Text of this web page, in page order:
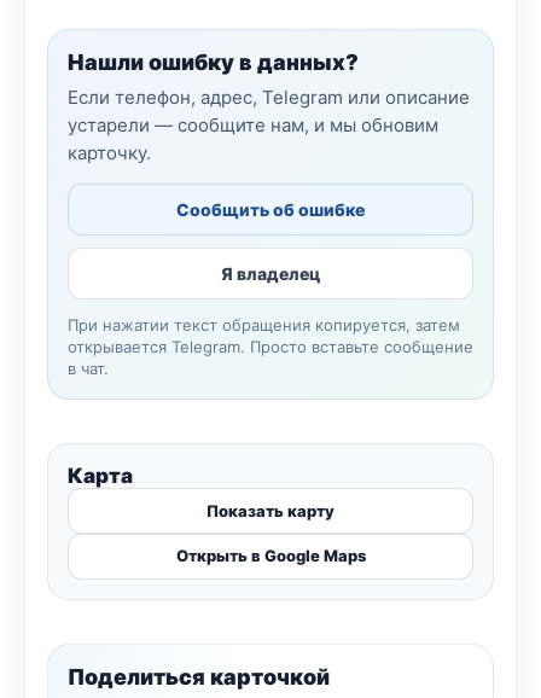
Нашли ошибку в данных?
Если телефон, адрес, Telegram или описание
устарели — сообщите нам, и мы обновим
карточку.
Сообщить об ошибке
Я владелец
При нажатии текст обращения копируется, затем
открывается Telegram. Просто вставьте сообщение
в чат.
Карта
Показать карту
Открыть в Google Maps
Поделиться карточкой